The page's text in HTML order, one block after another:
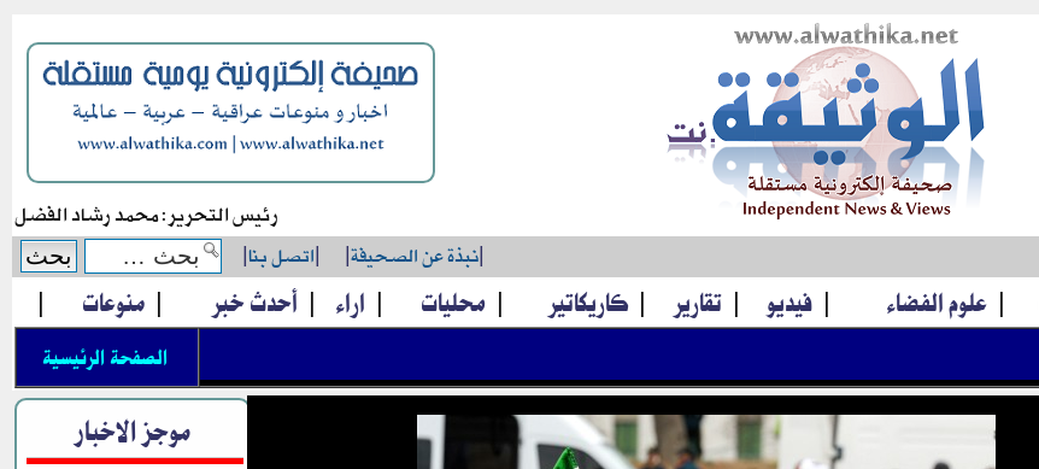
رئيس التحرير: محمد رشاد الفضل
|نبذة عن الصحيفة|
|اتصل بنا|
| علوم الفضاء | فيديو | تقارير | كاريكاتير | محليات | اراء | أحدث خبر | منوعات |
الصفحة الرئيسية
موجز الاخبار